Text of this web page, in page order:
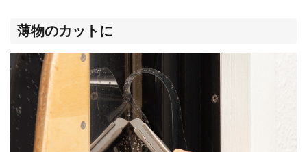
薄物のカットに